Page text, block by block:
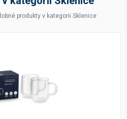
produkty v kategorii Sklenice